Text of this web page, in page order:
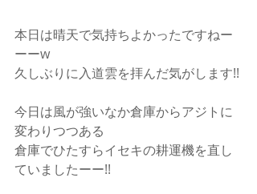
本日は晴天で気持ちよかったですねー
ーーw
久しぶりに入道雲を拝んだ気がします!!
今日は風が強いなか倉庫からアジトに
変わりつつある
倉庫でひたすらイセキの耕運機を直し
ていましたーー!!